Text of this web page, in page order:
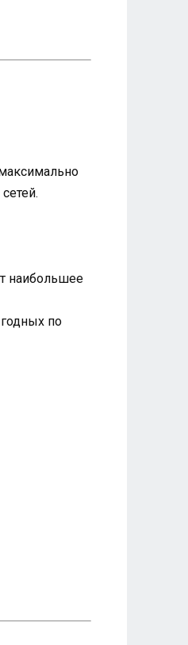
наибольшее
по